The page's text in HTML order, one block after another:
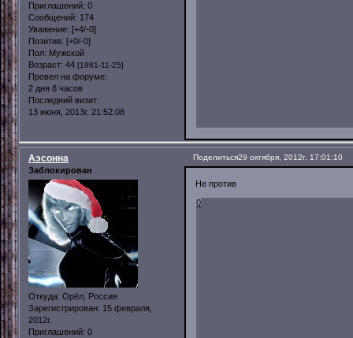
Приглашений: 0
Сообщений: 174
Уважение: [+4/-0]
Позитив: [+0/-0]
Пол: Мужской
Возраст: 44 [1981-11-25]
Провел на форуме:
2 дня 8 часов
Последний визит:
13 июня, 2013г. 21:52:08
Поделиться29 октября, 2012г. 17:01:10
Аэсонна
Заблокирован
Откуда: Орёл, Россия
Зарегистрирован: 15 февраля,
2012г.
Приглашений: 0
Не против
0